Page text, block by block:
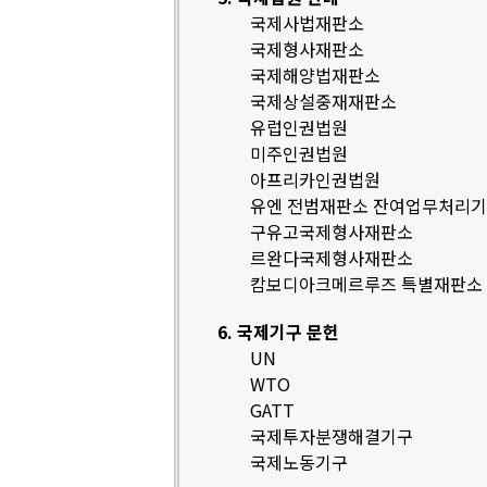
국제사법재판소
국제형사재판소
국제해양법재판소
국제상설중재재판소
유럽인권법원
미주인권법원
아프리카인권법원
유엔 전범재판소 잔여업무처리
구유고국제형사재판소
르완다국제형사재판소
캄보디아크메르루즈 특별재판소
6. 국제기구 문헌
UN
WTO
GATT
국제투자분쟁해결기구
국제노동기구